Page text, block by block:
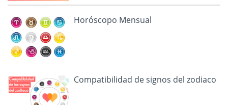
Horóscopo Mensual
Compatibilidad de signos del zodiaco